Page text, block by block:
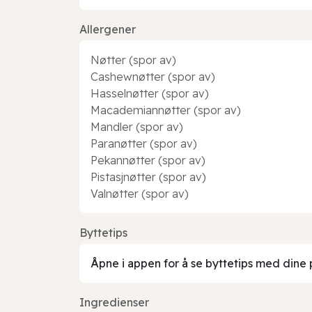
Allergener
Nøtter (spor av)
Cashewnøtter (spor av)
Hasselnøtter (spor av)
Macademiannøtter (spor av)
Mandler (spor av)
Paranøtter (spor av)
Pekannøtter (spor av)
Pistasjnøtter (spor av)
Valnøtter (spor av)
Byttetips
Åpne i appen for å se byttetips med dine
Ingredienser